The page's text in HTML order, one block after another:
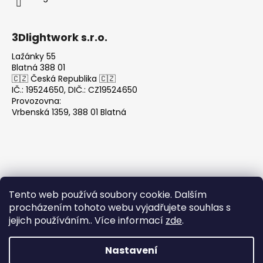
Tento web používá soubory cookie. Dalším
procházením tohoto webu vyjadřujete souhlas s
jejich používáním.. Více informací zde.
Nastavení
3Dlightwork s.r.o.
Lažánky 55
Blatná 388 01
🇨🇿 Česká Republika 🇨🇿
IČ.: 19524650, DIČ.: CZ19524650
Provozovna:
Vrbenská 1359, 388 01 Blatná
Přijímáme online platby